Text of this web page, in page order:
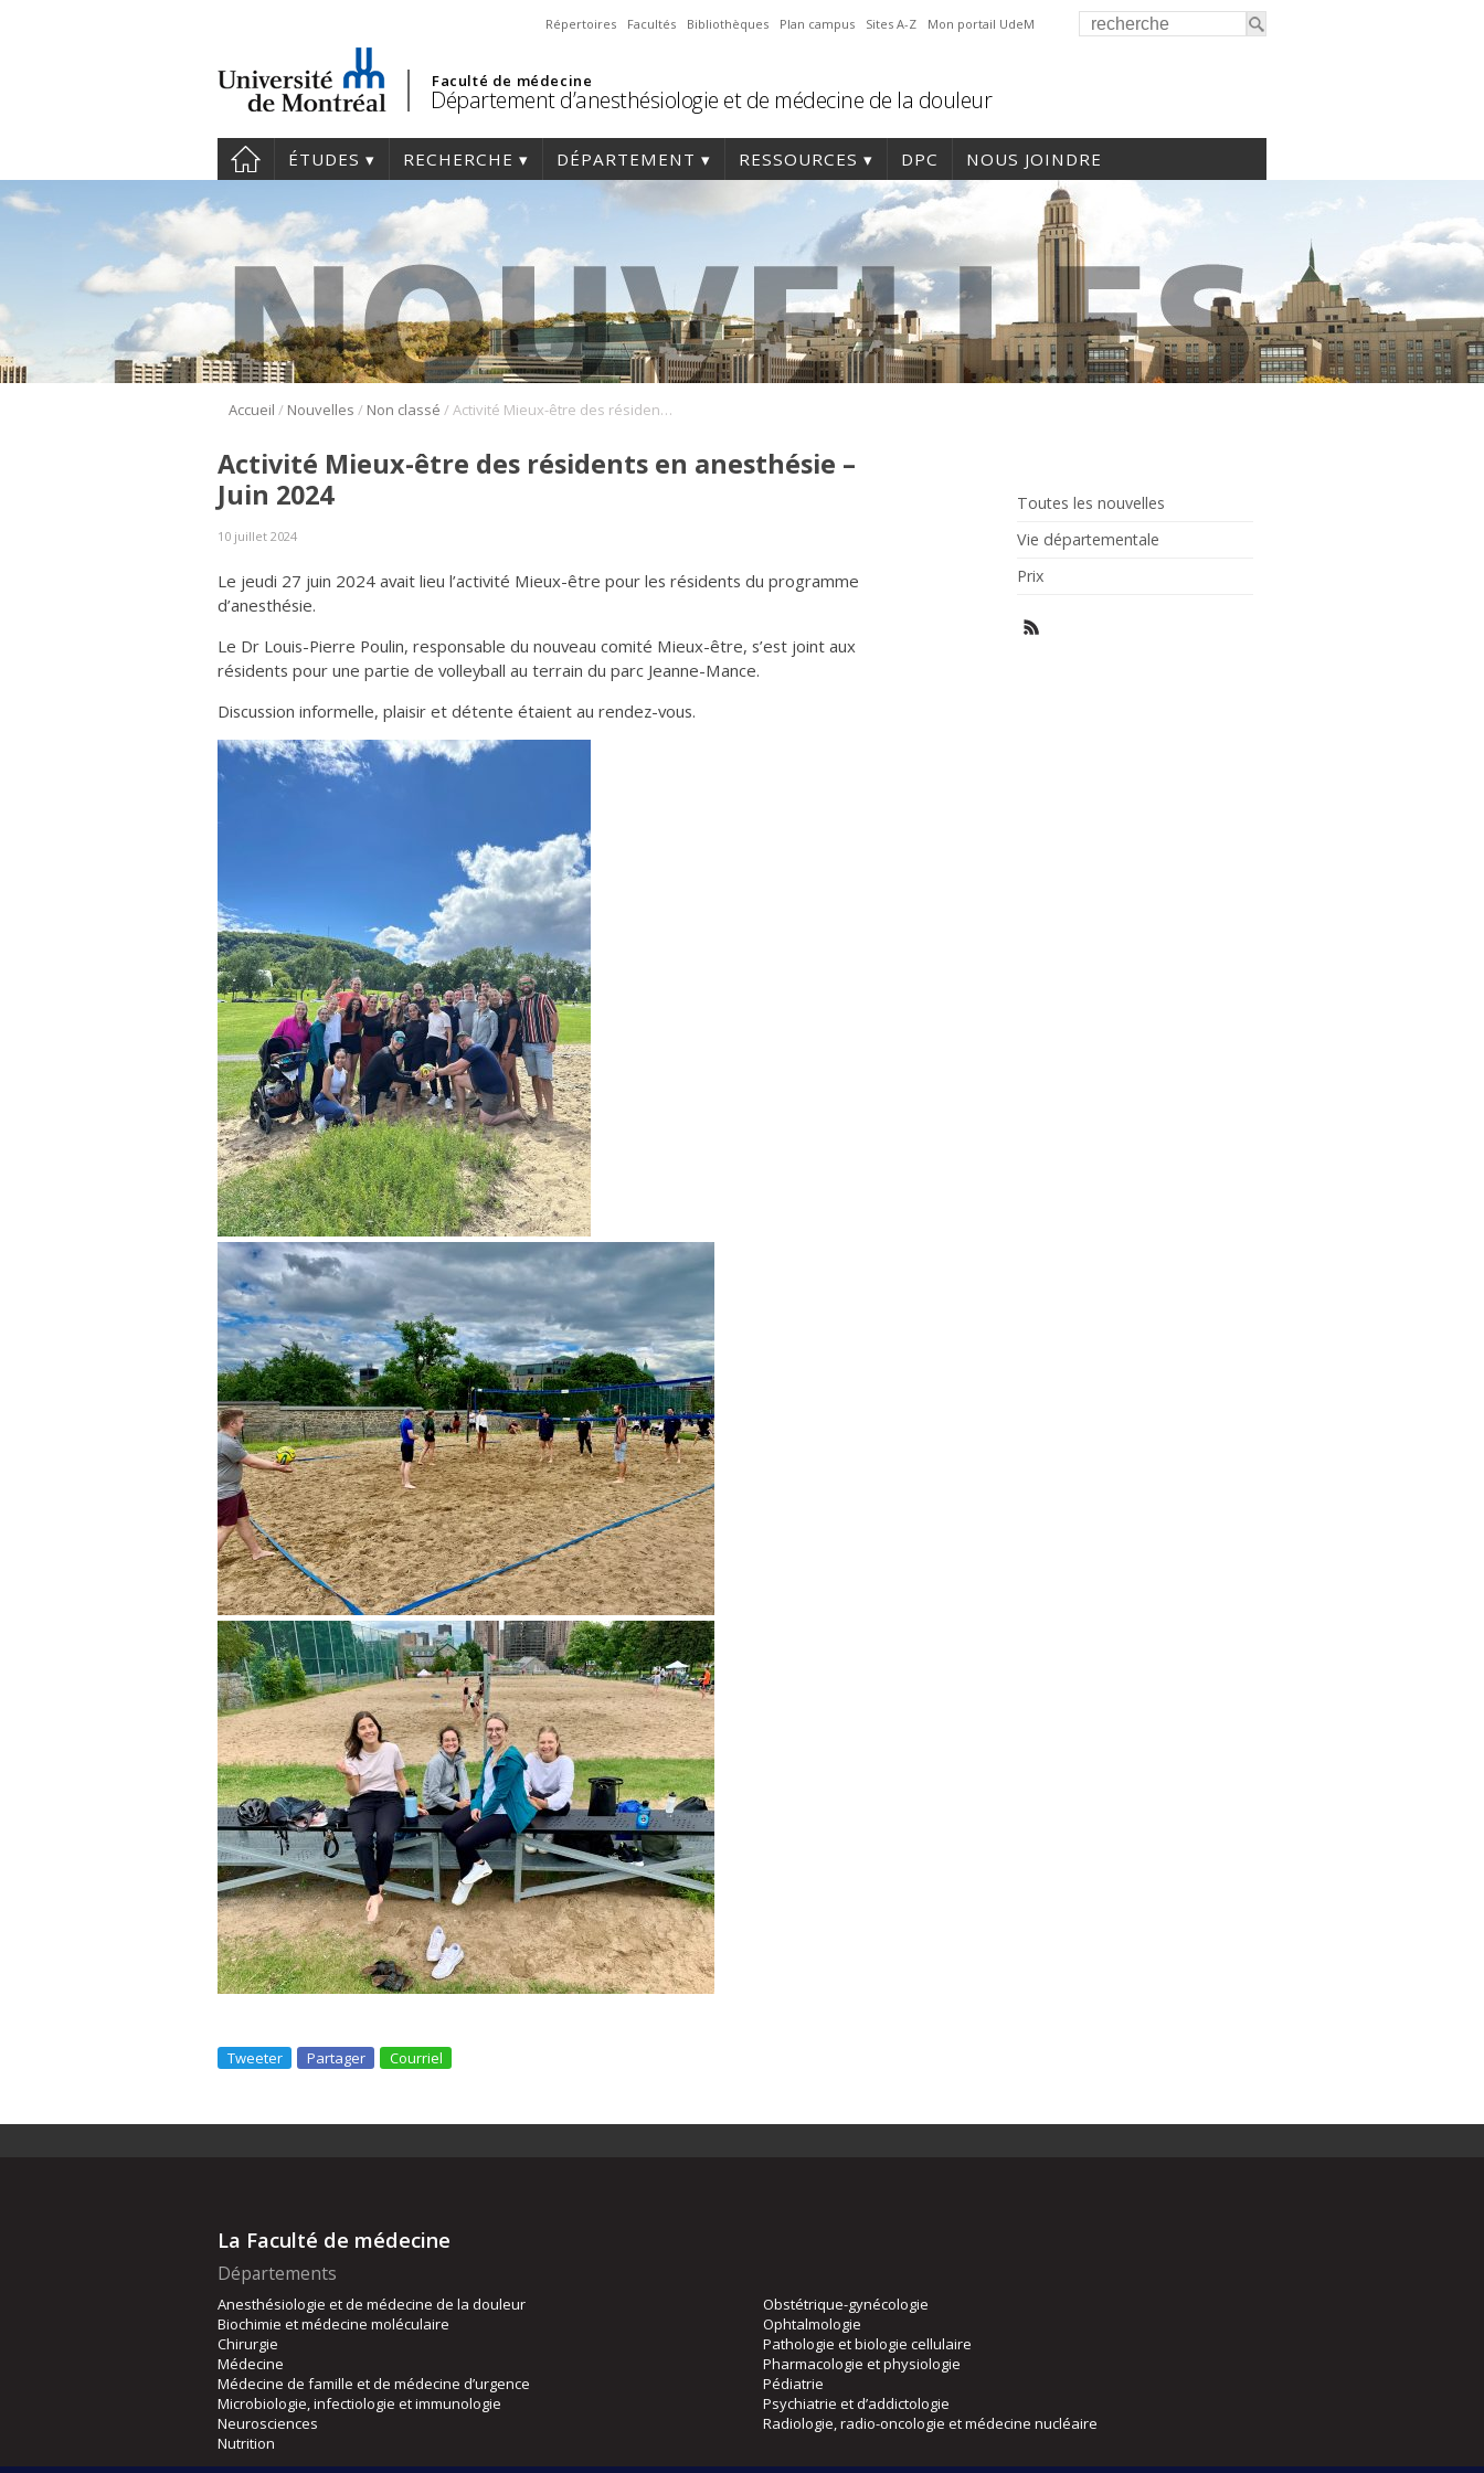
Répertoires Facultés Bibliothèques Plan campus Sites A-Z Mon portail UdeM
Faculté de médecine
Département d’anesthésiologie et de médecine de la douleur
ÉTUDES RECHERCHE DÉPARTEMENT RESSOURCES DPC NOUS JOINDRE
Accueil / Nouvelles / Non classé / Activité Mieux-être des résidents en anesthésie – Juin 2024
Toutes les nouvelles
Vie départementale
Prix
Activité Mieux-être des résidents en anesthésie –
Juin 2024
10 juillet 2024
Le jeudi 27 juin 2024 avait lieu l’activité Mieux-être pour les résidents du programme
d’anesthésie.
Le Dr Louis-Pierre Poulin, responsable du nouveau comité Mieux-être, s’est joint aux
résidents pour une partie de volleyball au terrain du parc Jeanne-Mance.
Discussion informelle, plaisir et détente étaient au rendez-vous.
Tweeter Partager Courriel
La Faculté de médecine
Départements
Anesthésiologie et de médecine de la douleur
Biochimie et médecine moléculaire
Chirurgie
Médecine
Médecine de famille et de médecine d’urgence
Microbiologie, infectiologie et immunologie
Neurosciences
Nutrition
Obstétrique-gynécologie
Ophtalmologie
Pathologie et biologie cellulaire
Pharmacologie et physiologie
Pédiatrie
Psychiatrie et d’addictologie
Radiologie, radio-oncologie et médecine nucléaire